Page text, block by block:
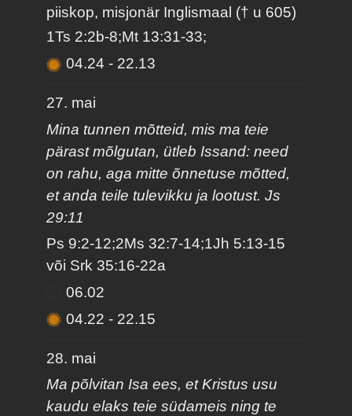
piiskop, misjonär Inglismaal († u 605)
1Ts 2:2b-8;Mt 13:31-33;
04.24- 22.13
27. mai
Mina tunnen mõtteid, mis ma teie
pärast mõlgutan, ütleb Issand: need
on rahu, aga mitte õnnetuse mõtted,
et anda teile tulevikku ja lootust. Js
29:11
Ps 9:2-12;2Ms 32:7-14;1Jh 5:13-15
või Srk 35:16-22a
06.02
04.22- 22.15
28. mai
Ma põlvitan Isa ees, et Kristus usu
kaudu elaks teie südameis ning te